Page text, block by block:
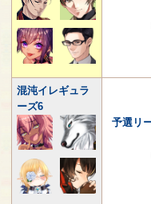
混沌イレギュラ
ーズ6
予選リ